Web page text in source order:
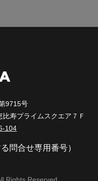
9715号
寿プライムスクエア７Ｆ
104
問合せ専用番号）